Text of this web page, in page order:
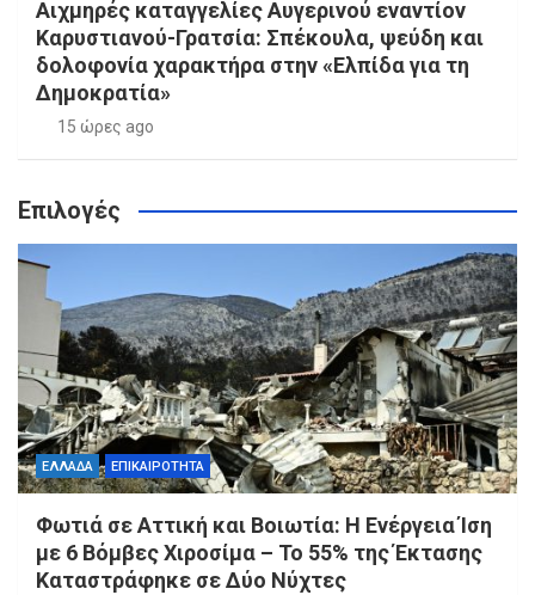
Αιχμηρές καταγγελίες Αυγερινού εναντίον
Καρυστιανού-Γρατσία: Σπέκουλα, ψεύδη και
δολοφονία χαρακτήρα στην «Ελπίδα για τη
Δημοκρατία»
15 ώρες ago
Επιλογές
ΕΛΛΑΔΑ ΕΠΙΚΑΙΡΟΤΗΤΑ
Φωτιά σε Αττική και Βοιωτία: Η Ενέργεια Ίση
με 6 Βόμβες Χιροσίμα – Το 55% της Έκτασης
Καταστράφηκε σε Δύο Νύχτες